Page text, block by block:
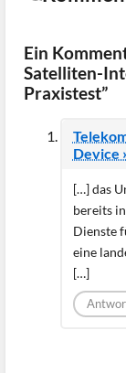
Ein
Satelliten-
Praxistest”
Device
[…] das
bereits
Dienste
eine
[…]